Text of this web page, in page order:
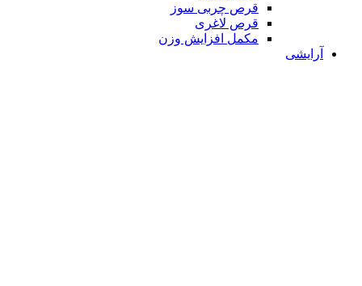
قرص چربی سوز
قرص لاغری
مکمل افزایش وزن
آرایشی